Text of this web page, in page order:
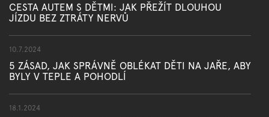
CESTA AUTEM S DĚTMI: JAK PŘEŽÍT DLOUHOU
JÍZDU BEZ ZTRÁTY NERVŮ
10.7.2024
5 ZÁSAD, JAK SPRÁVNĚ OBLÉKAT DĚTI NA JAŘE, ABY
BYLY V TEPLE A POHODLÍ
18.1.2024